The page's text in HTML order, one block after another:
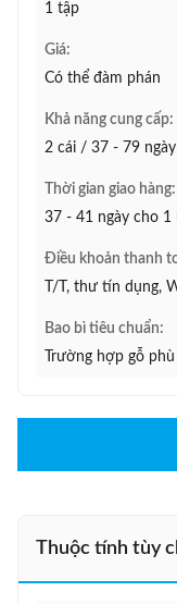
1 tập
Giá:
Có thể đàm phán
Khả năng cung cấp:
2 cái / 37 - 79 ngày
Thời gian giao hàng:
37 - 41 ngày cho 1
Điều khoản thanh
T/T, thư tín dụng,
Bao bì tiêu chuẩn:
Trường hợp gỗ
Thuộc tính tùy